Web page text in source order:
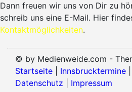
Dann freuen wir uns von Dir zu
schreib uns eine E-Mail. Hier
Kontaktmöglichkeiten.
© by Medienweide.com -
Startseite
Innsbrucktermine
Datenschutz
Impressum